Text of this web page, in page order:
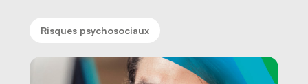
Risques psychosociaux